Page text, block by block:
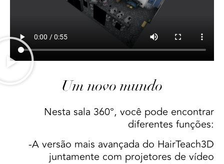
Um novo mundo
Nesta sala 360°, você pode encontrar
diferentes funções:
-A versão mais avançada do HairTeach3D
juntamente com projetores de vídeo